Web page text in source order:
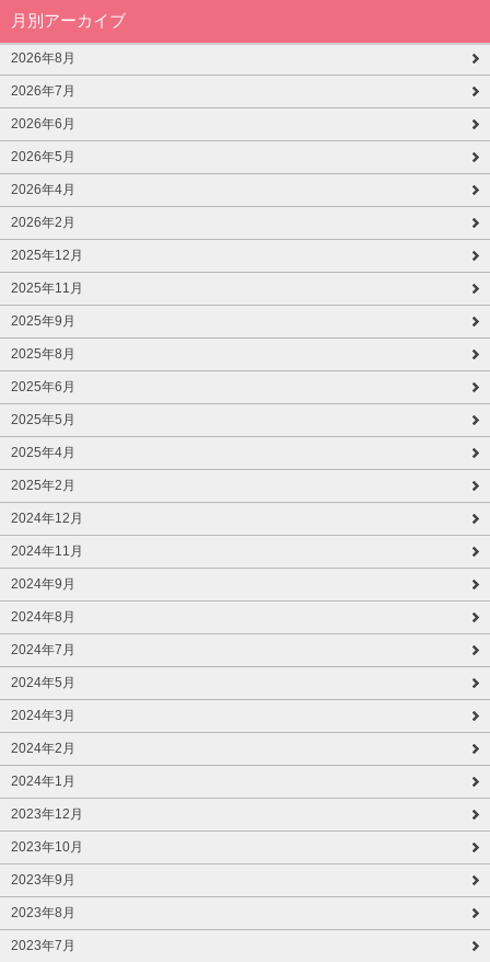
月別アーカイブ
2026年8月
2026年7月
2026年6月
2026年5月
2026年4月
2026年2月
2025年12月
2025年11月
2025年9月
2025年8月
2025年6月
2025年5月
2025年4月
2025年2月
2024年12月
2024年11月
2024年9月
2024年8月
2024年7月
2024年5月
2024年3月
2024年2月
2024年1月
2023年12月
2023年10月
2023年9月
2023年8月
2023年7月